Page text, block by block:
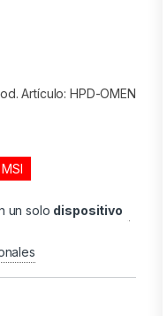
Artículo: HPD-OMEN
un solo dispositivo